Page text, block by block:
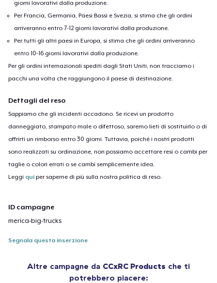
giorni lavorativi dalla produzione.
Per Francia, Germania, Paesi Bassi e Svezia, si stima che gli ordini
arriveranno entro 7-12 giorni lavorativi dalla produzione.
Per tutti gli altri paesi in Europa, si stima che gli ordini arriveranno
entro 10-16 giorni lavorativi dalla produzione.
Per gli ordini internazionali spediti dagli Stati Uniti, non tracciamo i
pacchi una volta che raggiungono il paese di destinazione.
Dettagli del reso
Sappiamo che gli incidenti accadono. Se ricevi un prodotto
danneggiato, stampato male o difettoso, saremo lieti di sostituirlo o di
offrirti un rimborso entro 30 giorni. Tuttavia, poiché i nostri prodotti
sono realizzati su ordinazione, non possiamo accettare resi o cambi per
taglie o colori errati o se cambi semplicemente idea.
Leggi qui per saperne di più sulla nostra politica di reso.
ID campagne
merica-big-trucks
Segnala questa inserzione
Altre campagne da CCxRC Products che ti
potrebbero piacere: